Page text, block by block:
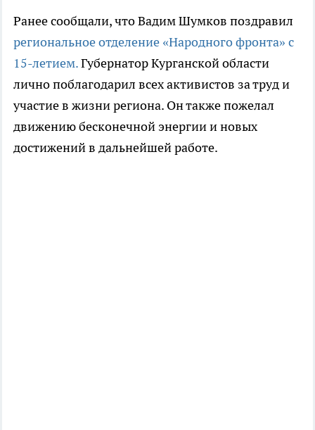
Ранее сообщали, что Вадим Шумков поздравил
региональное отделение «Народного фронта» с
15-летием.Губернатор Курганской области
лично поблагодарил всех активистов за труд и
участие в жизни региона. Он также пожелал
движению бесконечной энергии и новых
достижений в дальнейшей работе.